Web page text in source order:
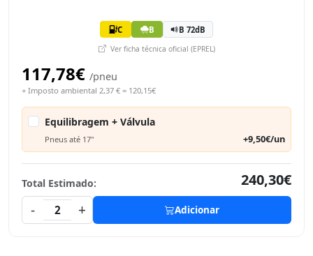
C B B 72dB
Ver ficha técnica oficial (EPREL)
117,78€ /pneu
+ Imposto ambiental 2,37 € = 120,15€
Equilibragem + Válvula
Pneus até 17" +9,50€/un
Total Estimado:
240,30€
-
2 + Adicionar